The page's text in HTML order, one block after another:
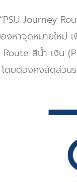
Journey
งหาจุดหมายใหม่
สีน้ำ เงิน
ดยต้องคงสัดส่วน